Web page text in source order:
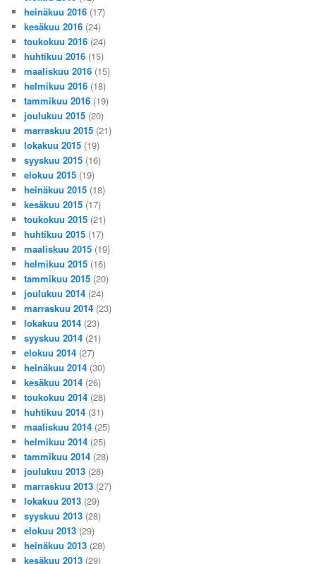
heinäkuu 2016 (17)
kesäkuu 2016 (24)
toukokuu 2016 (24)
huhtikuu 2016 (15)
maaliskuu 2016 (15)
helmikuu 2016 (18)
tammikuu 2016 (19)
joulukuu 2015 (20)
marraskuu 2015 (21)
lokakuu 2015 (19)
syyskuu 2015 (16)
elokuu 2015 (19)
heinäkuu 2015 (18)
kesäkuu 2015 (17)
toukokuu 2015 (21)
huhtikuu 2015 (17)
maaliskuu 2015 (19)
helmikuu 2015 (16)
tammikuu 2015 (20)
joulukuu 2014 (24)
marraskuu 2014 (23)
lokakuu 2014 (23)
syyskuu 2014 (21)
elokuu 2014 (27)
heinäkuu 2014 (30)
kesäkuu 2014 (26)
toukokuu 2014 (28)
huhtikuu 2014 (31)
maaliskuu 2014 (25)
helmikuu 2014 (25)
tammikuu 2014 (28)
joulukuu 2013 (28)
marraskuu 2013 (27)
lokakuu 2013 (29)
syyskuu 2013 (28)
elokuu 2013 (29)
heinäkuu 2013 (28)
kesäkuu 2013 (29)